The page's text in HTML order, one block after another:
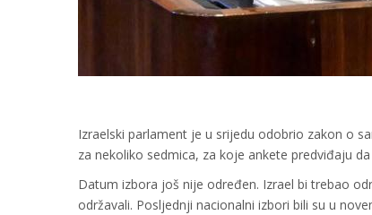
Izraelski parlament je u srijedu odobrio zakon o
za nekoliko sedmica, za koje ankete predviđaju
Datum izbora još nije određen. Izrael bi trebao
održavali. Posljednji nacionalni izbori bili su u